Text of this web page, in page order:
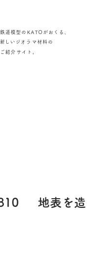
鉄道模型のKATOがおくる、
​新しいジオラマ材料の
ご紹介サイト
地表を